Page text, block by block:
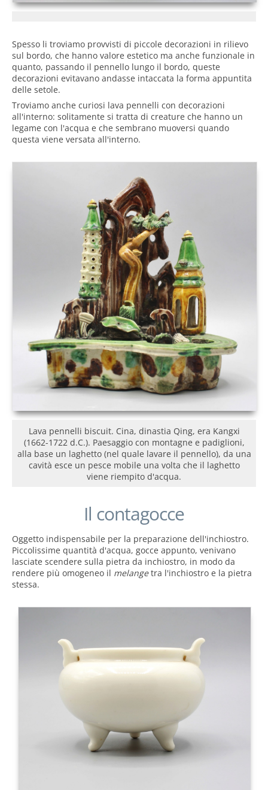
Spesso li troviamo provvisti di piccole decorazioni in rilievo
sul bordo, che hanno valore estetico ma anche funzionale in
quanto, passando il pennello lungo il bordo, queste
decorazioni evitavano andasse intaccata la forma appuntita
delle setole.
Troviamo anche curiosi lava pennelli con decorazioni
all'interno: solitamente si tratta di creature che hanno un
legame con l'acqua e che sembrano muoversi quando
questa viene versata all'interno.
Lava pennelli biscuit. Cina, dinastia Qing, era Kangxi
(1662-1722 d.C.). Paesaggio con montagne e padiglioni,
alla base un laghetto (nel quale lavare il pennello), da una
cavità esce un pesce mobile una volta che il laghetto
viene riempito d'acqua.
Il contagocce
Oggetto indispensabile per la preparazione dell'inchiostro.
Piccolissime quantità d'acqua, gocce appunto, venivano
lasciate scendere sulla pietra da inchiostro, in modo da
rendere più omogeneo il melangetra l'inchiostro e la pietra
stessa.